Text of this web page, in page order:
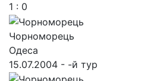
1 : 0
Чорноморець
Одеса
15.07.2004 - -й тур